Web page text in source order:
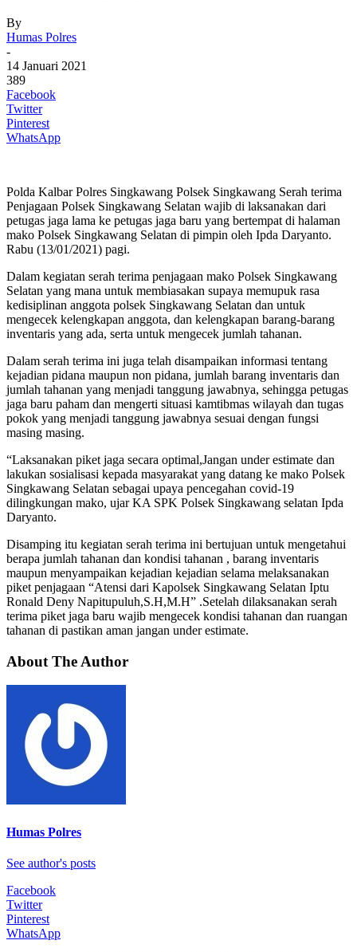
By
Humas Polres
-
14 Januari 2021
389
Facebook
Twitter
Pinterest
WhatsApp
Polda Kalbar Polres Singkawang Polsek Singkawang Serah terima
Penjagaan Polsek Singkawang Selatan wajib di laksanakan dari
petugas jaga lama ke petugas jaga baru yang bertempat di halaman
mako Polsek Singkawang Selatan di pimpin oleh Ipda Daryanto.
Rabu (13/01/2021) pagi.
Dalam kegiatan serah terima penjagaan mako Polsek Singkawang
Selatan yang mana untuk membiasakan supaya memupuk rasa
kedisiplinan anggota polsek Singkawang Selatan dan untuk
mengecek kelengkapan anggota, dan kelengkapan barang-barang
inventaris yang ada, serta untuk mengecek jumlah tahanan.
Dalam serah terima ini juga telah disampaikan informasi tentang
kejadian pidana maupun non pidana, jumlah barang inventaris dan
jumlah tahanan yang menjadi tanggung jawabnya, sehingga petugas
jaga baru paham dan mengerti situasi kamtibmas wilayah dan tugas
pokok yang menjadi tanggung jawabnya sesuai dengan fungsi
masing masing.
“Laksanakan piket jaga secara optimal,Jangan under estimate dan
lakukan sosialisasi kepada masyarakat yang datang ke mako Polsek
Singkawang Selatan sebagai upaya pencegahan covid-19
dilingkungan mako, ujar KA SPK Polsek Singkawang selatan Ipda
Daryanto.
Disamping itu kegiatan serah terima ini bertujuan untuk mengetahui
berapa jumlah tahanan dan kondisi tahanan , barang inventaris
maupun menyampaikan kejadian kejadian selama melaksanakan
piket penjagaan “Atensi dari Kapolsek Singkawang Selatan Iptu
Ronald Deny Napitupuluh,S.H,M.H” .Setelah dilaksanakan serah
terima piket jaga baru wajib mengecek kondisi tahanan dan ruangan
tahanan di pastikan aman jangan under estimate.
About The Author
Humas Polres
See author's posts
Facebook
Twitter
Pinterest
WhatsApp